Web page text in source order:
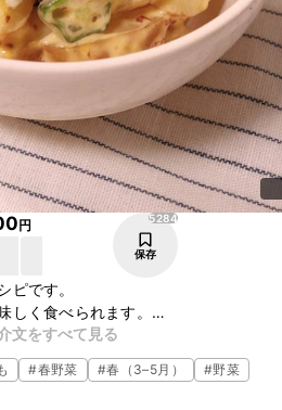
円 5284
保存
ピです。
しく食べられます。
ていいアクセントになります。
ので是非、作ってみて下さいね。
文をすべて見る
#春野菜 #春（3–5月） #野菜